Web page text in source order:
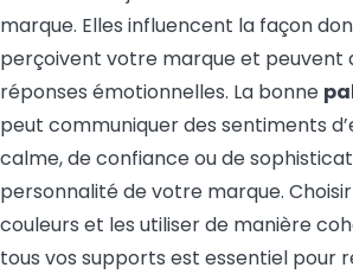
marque. Elles influencent la façon
perçoivent votre marque et peuvent
réponses émotionnelles. La bonne
peut communiquer des sentiments
calme, de confiance ou de
personnalité de votre marque.
couleurs et les utiliser de manière
tous vos supports est essentiel pour